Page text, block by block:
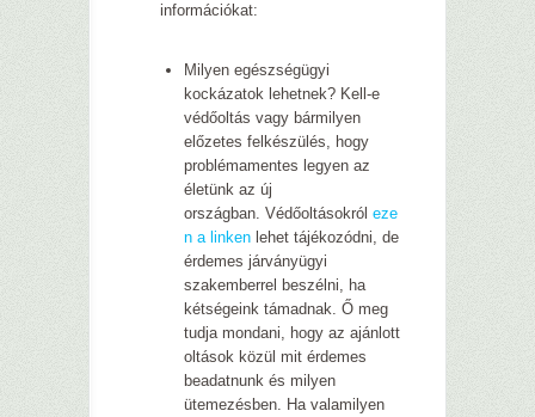
információkat:
Milyen egészségügyi
kockázatok lehetnek? Kell-e
védőoltás vagy bármilyen
előzetes felkészülés, hogy
problémamentes legyen az
életünk az új
országban. Védőoltásokról eze
n a linken lehet tájékozódni, de
érdemes járványügyi
szakemberrel beszélni, ha
kétségeink támadnak. Ő meg
tudja mondani, hogy az ajánlott
oltások közül mit érdemes
beadatnunk és milyen
ütemezésben. Ha valamilyen